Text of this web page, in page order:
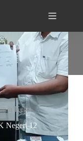
Kerja
Negeri 12